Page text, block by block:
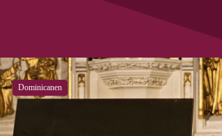
Dominicanen